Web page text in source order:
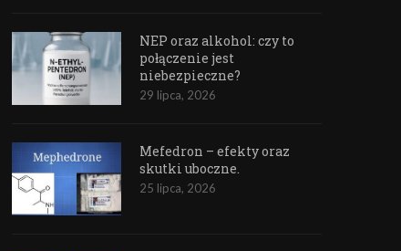
NEP oraz alkohol: czy to
połączenie jest
niebezpieczne?
29 lipca, 2026
Mefedron – efekty oraz
skutki uboczne.
25 lipca, 2026